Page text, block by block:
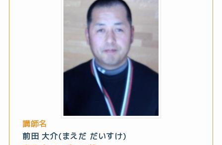
講師名
前田 大介(まえだ だいすけ)